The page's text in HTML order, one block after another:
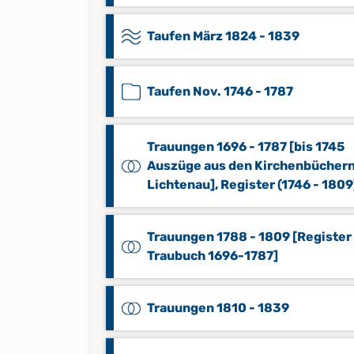
Taufen März 1824 - 1839
Taufen Nov. 1746 - 1787
Trauungen 1696 - 1787 [bis 1745
Auszüge aus den
Lichtenau], Register (1746 -
Trauungen 1788 - 1809 [Register
Traubuch 1696-1787]
Trauungen 1810 - 1839